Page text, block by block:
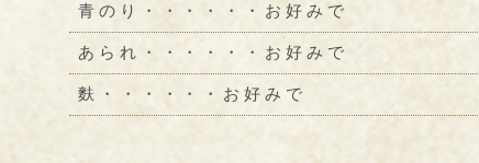
青のり・・・・・・お好みで
あられ・・・・・・お好みで
麩・・・・・・お好みで